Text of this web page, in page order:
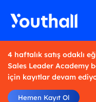
4 haftalık satış odaklı
Sales Leader Academy
için kayıtlar devam
Hemen Kayıt Ol